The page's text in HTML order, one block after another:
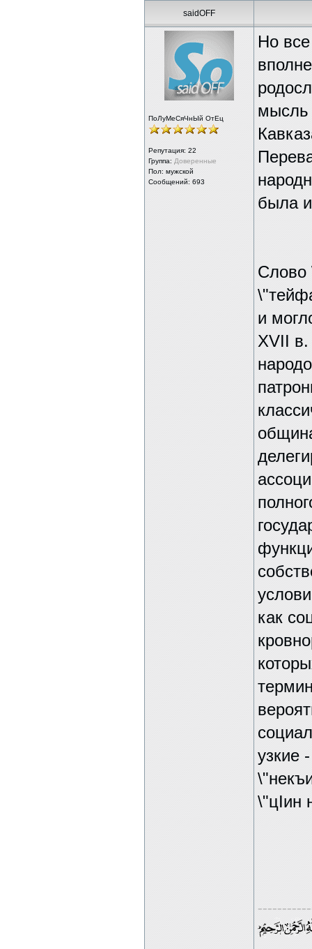
saidOFF
ПоЛуМеСяЧнЫй ОтЕц
Репутация: 22
Группа: Доверенные
Пол: мужской
Сообщений: 693
Но
мысль
была
Слово
и
XVII в.
как
узкие
\"цIин